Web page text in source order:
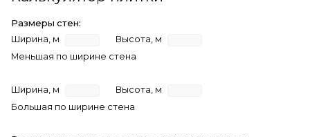
Размеры стен:
Ширина, м
Высота, м
Меньшая по ширине стена
Ширина, м
Высота, м
Большая по ширине стена